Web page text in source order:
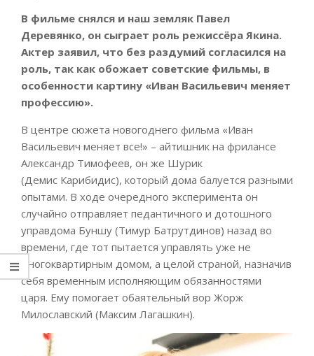
В фильме снялся и наш земляк Павел
Деревянко, он сыграет роль режиссёра Якина.
Актер заявил, что без раздумий согласился на
роль, так как обожает советские фильмы, в
особенности картину «Иван Васильевич меняет
профессию».
В центре сюжета новогоднего фильма «Иван
Васильевич меняет все!» – айтишник на фрилансе
Александр Тимофеев, он же Шурик
(Демис Карибидис), который дома балуется разными
опытами. В ходе очередного эксперимента он
случайно отправляет педантичного и дотошного
управдома Буншу (Тимур Батрутдинов) назад во
времени, где тот пытается управлять уже не
многоквартирным домом, а целой страной, назначив
себя временным исполняющим обязанностями
царя. Ему помогает обаятельный вор Жорж
Милославский (Максим Лагашкин).